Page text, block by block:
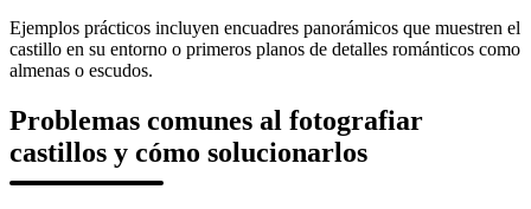
Ejemplos prácticos incluyen encuadres panorámicos que muestren el
castillo en su entorno o primeros planos de detalles románticos como
almenas o escudos.
Problemas comunes al fotografiar
castillos y cómo solucionarlos